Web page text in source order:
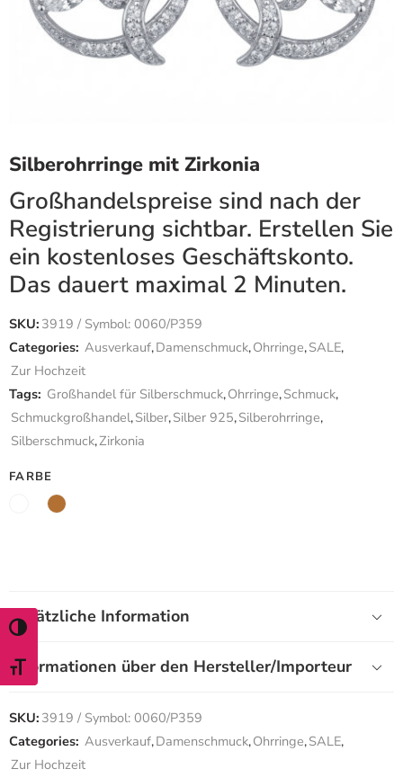
TOGGLE HIGH CONTRAST
TOGGLE FONT SIZE
Silberohrringe mit Zirkonia
Großhandelspreise sind nach der
Registrierung sichtbar. Erstellen Sie
ein kostenloses Geschäftskonto.
Das dauert maximal 2 Minuten.
SKU: 3919 / Symbol: 0060/P359
Categories: Ausverkauf,Damenschmuck,Ohrringe,SALE,
Zur Hochzeit
Tags: Großhandel für Silberschmuck,Ohrringe,Schmuck,
Schmuckgroßhandel,Silber,Silber 925,Silberohrringe,
Silberschmuck,Zirkonia
FARBE
Zusätzliche Information
Informationen über den Hersteller/Importeur
SKU: 3919 / Symbol: 0060/P359
Categories: Ausverkauf,Damenschmuck,Ohrringe,SALE,
Zur Hochzeit